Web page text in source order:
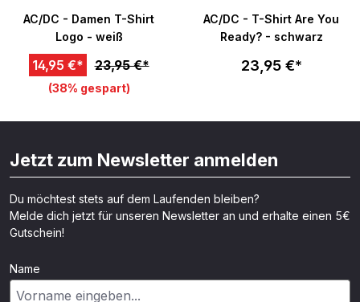
AC/DC - Damen T-Shirt
Logo - weiß
14,95 €* 23,95 €*
(38% gespart)
Durchschnittliche Bewertung
AC/DC - T-Shirt Are You
Ready? - schwarz
23,95 €*
Jetzt zum Newsletter anmelden
Du möchtest stets auf dem Laufenden bleiben?
Melde dich jetzt für unseren Newsletter an und erhalte einen 5€
Gutschein!
Name